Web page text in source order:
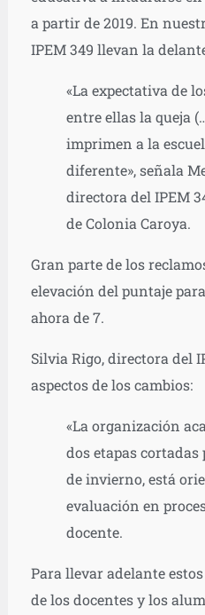
a partir de 2019. En
IPEM 349 llevan la
«La expectativa de
entre ellas la queja
imprimen a la
diferente», señala
directora del IPEM
de Colonia Caroya.
Gran parte de los
elevación del puntaje
ahora de 7.
Silvia Rigo, directora del
aspectos de los cambios:
«La organización
dos etapas cortadas
de invierno, está
evaluación en
docente.
Para llevar adelante
de los docentes y los